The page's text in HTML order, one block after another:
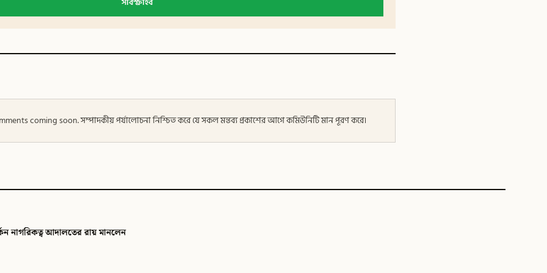
coming soon. সম্পাদকীয় পর্যালোচনা নিশ্চিত করে যে সকল মন্তব্য প্রকাশের আগে কমিউনিটি মান পূরণ করে।
আদালতের রায় মানলেন